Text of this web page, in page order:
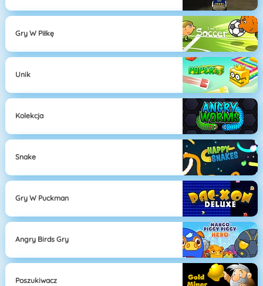
Gry W Piłkę
Unik
Kolekcja
Snake
Gry W Puckman
Angry Birds Gry
Poszukiwacz